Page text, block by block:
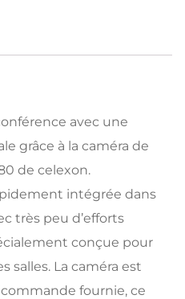
avec une
grâce à la caméra de
de celexon.
intégrée dans
très peu d’efforts
conçue pour
salles. La caméra est
fournie, ce